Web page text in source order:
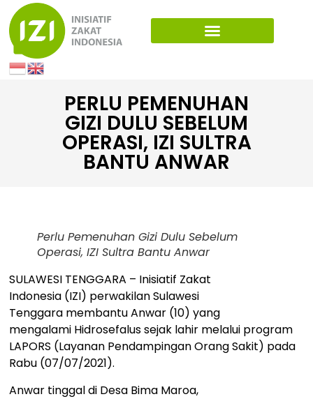
PERLU PEMENUHAN
GIZI DULU SEBELUM
OPERASI, IZI SULTRA
BANTU ANWAR
Perlu Pemenuhan Gizi Dulu Sebelum
Operasi, IZI Sultra Bantu Anwar
SULAWESI TENGGARA – Inisiatif Zakat
Indonesia (IZI) perwakilan Sulawesi
Tenggara membantu Anwar (10) yang
mengalami Hidrosefalus sejak lahir melalui program
LAPORS (Layanan Pendampingan Orang Sakit) pada
Rabu (07/07/2021).
Anwar tinggal di Desa Bima Maroa,